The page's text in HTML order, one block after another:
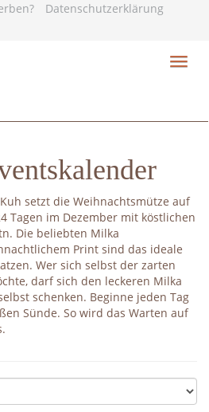
Datenschutzerklärung
setzt die Weihnachtsmütze auf
Tagen im Dezember mit köstlichen
Die beliebten Milka
Print sind das ideale
Wer sich selbst der zarten
darf sich den leckeren Milka
schenken. Beginne jeden Tag
Sünde. So wird das Warten auf